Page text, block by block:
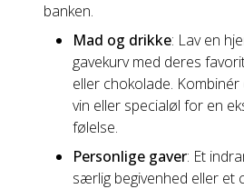
banken.
Mad og drikke: Lav en
gavekurv med deres
eller chokolade.
vin eller specialøl for en
følelse.
Personlige gaver: Et
særlig begivenhed eller et